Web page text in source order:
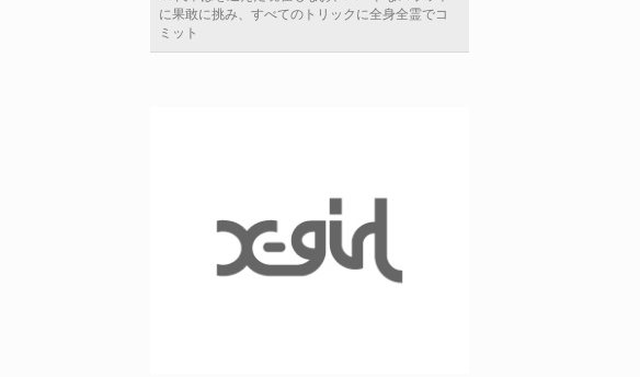
に果敢に挑み、すべてのトリックに全身全霊でコ
ミット